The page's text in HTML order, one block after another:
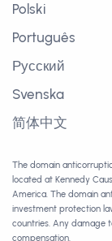
Polski
Português
Русский
Svenska
简体中文
The domain
located at Kennedy
America. The domain
investment protection
countries. Any damage
compensation.